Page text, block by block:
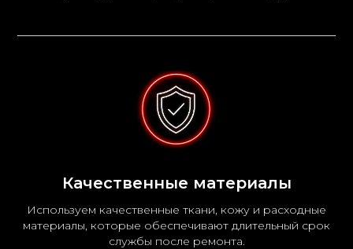
Качественные материалы
Используем качественные ткани, кожу и расходные
материалы, которые обеспечивают длительный срок
службы после ремонта.